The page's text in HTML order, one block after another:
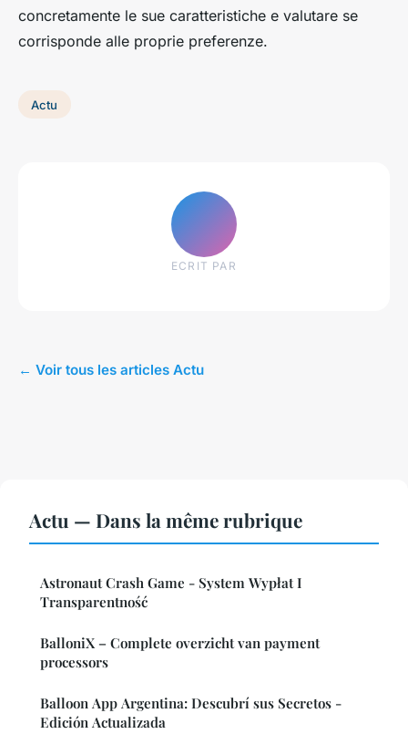
concretamente le sue caratteristiche e valutare se
corrisponde alle proprie preferenze.
Actu
ECRIT PAR
← Voir tous les articles Actu
Actu — Dans la même rubrique
Astronaut Crash Game - System Wypłat I
Transparentność
BalloniX – Complete overzicht van payment
processors
Balloon App Argentina: Descubrí sus Secretos -
Edición Actualizada